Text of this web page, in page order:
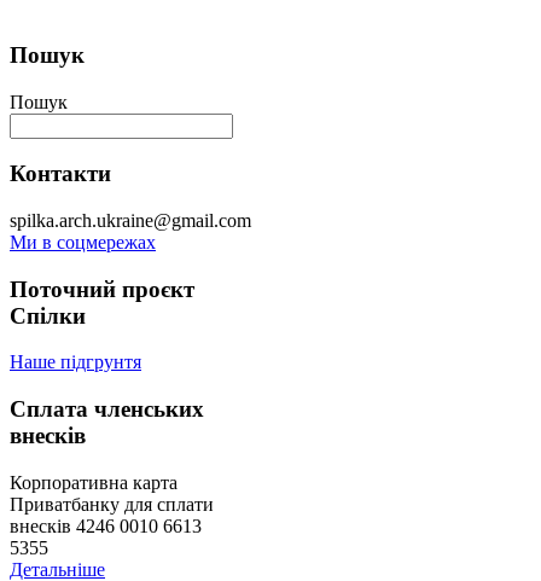
Пошук
Пошук
Контакти
spilka.arch.ukraine@gmail.com
Ми в соцмережах
Поточний проєкт
Спілки
Наше підгрунтя
Сплата членських
внесків
Корпоративна карта
Приватбанку для сплати
внесків 4246 0010 6613
5355
Детальніше